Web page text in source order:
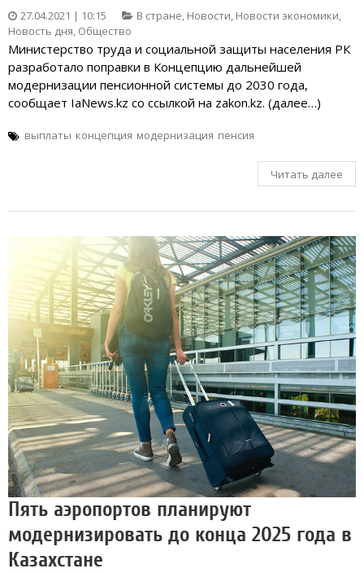
27.04.2021 | 10:15 В стране, Новости, Новости экономики,
Новость дня, Общество
Министерство труда и социальной защиты населения РК
разработало поправки в Концепцию дальнейшей
модернизации пенсионной системы до 2030 года,
сообщает IaNews.kz со ссылкой на zakon.kz. (далее…)
выплаты концепция модернизация пенсия
Читать далее
Пять аэропортов планируют
модернизировать до конца 2025 года в
Казахстане